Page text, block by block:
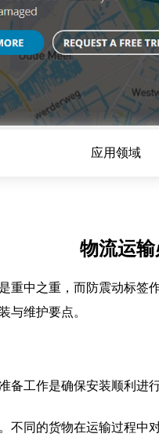
应用领域
物流运
重中之重，而防震动标
与维护要点。
备工作是确保安装顺利进行
。不同的货物在运输过程中